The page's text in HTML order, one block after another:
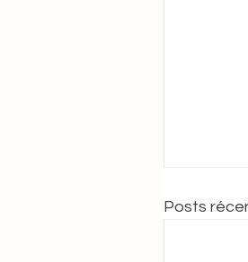
Posts